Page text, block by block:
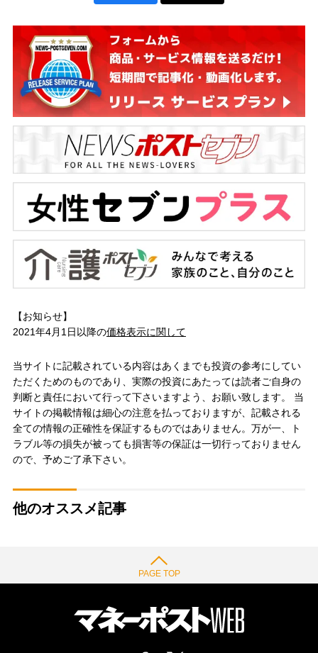
【お知らせ】
2021年4月1日以降の価格表示に関して
当サイトに記載されている内容はあくまでも投資の参考にしてい
ただくためのものであり、実際の投資にあたっては読者ご自身の
判断と責任において行って下さいますよう、お願い致します。 当
サイトの掲載情報は細心の注意を払っておりますが、記載される
全ての情報の正確性を保証するものではありません。万が一、ト
ラブル等の損失が被っても損害等の保証は一切行っておりません
ので、予めご了承下さい。
他のオススメ記事
PAGE TOP